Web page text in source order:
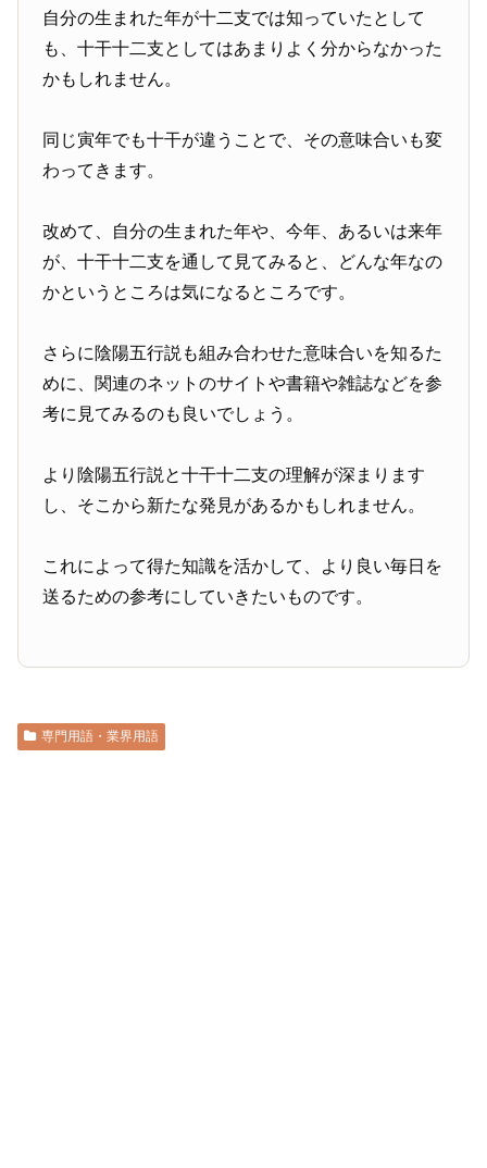
自分の生まれた年が十二支では知っていたとして
も、十干十二支としてはあまりよく分からなかった
かもしれません。
同じ寅年でも十干が違うことで、その意味合いも変
わってきます。
改めて、自分の生まれた年や、今年、あるいは来年
が、十干十二支を通して見てみると、どんな年なの
かというところは気になるところです。
さらに陰陽五行説も組み合わせた意味合いを知るた
めに、関連のネットのサイトや書籍や雑誌などを参
考に見てみるのも良いでしょう。
より陰陽五行説と十干十二支の理解が深まります
し、そこから新たな発見があるかもしれません。
これによって得た知識を活かして、より良い毎日を
送るための参考にしていきたいものです。
専門用語・業界用語